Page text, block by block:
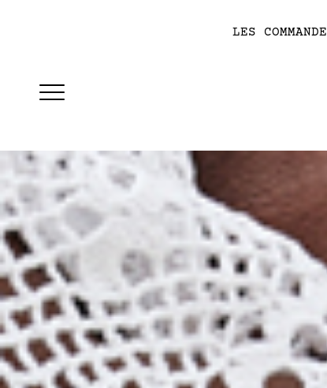
LES